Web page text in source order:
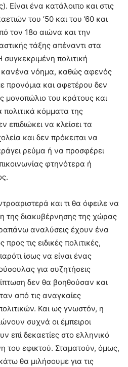
Είναι ένα κατάλοιπο και στις
του ’50 και του ’60 και
τον 18ο αιώνα και την
τάξης απέναντι στα
πολιτική
κανένα νόημα, καθώς αφενός
προνόμια και αφετέρου δεν
μονοπώλιο του κράτους και
κόμματα της
επιδιώκει να κλείσει τα
και δεν πρόκειται να
ρεύμα ή να προσφέρει
φτηνότερα ή
και τι θα όφειλε να
της διακυβέρνησης της χώρας
αναλύσεις έχουν ένα
τις ειδικές πολιτικές,
ίσως να είναι ένας
για συζητήσεις
δεν θα βοηθούσαν και
από τις αναγκαίες
Και ως γνωστόν, η
συχνά οι έμπειροι
επί δεκαετίες στο ελληνικό
του εφικτού. Σταματούν, όμως,
θα μιλήσουμε για τις